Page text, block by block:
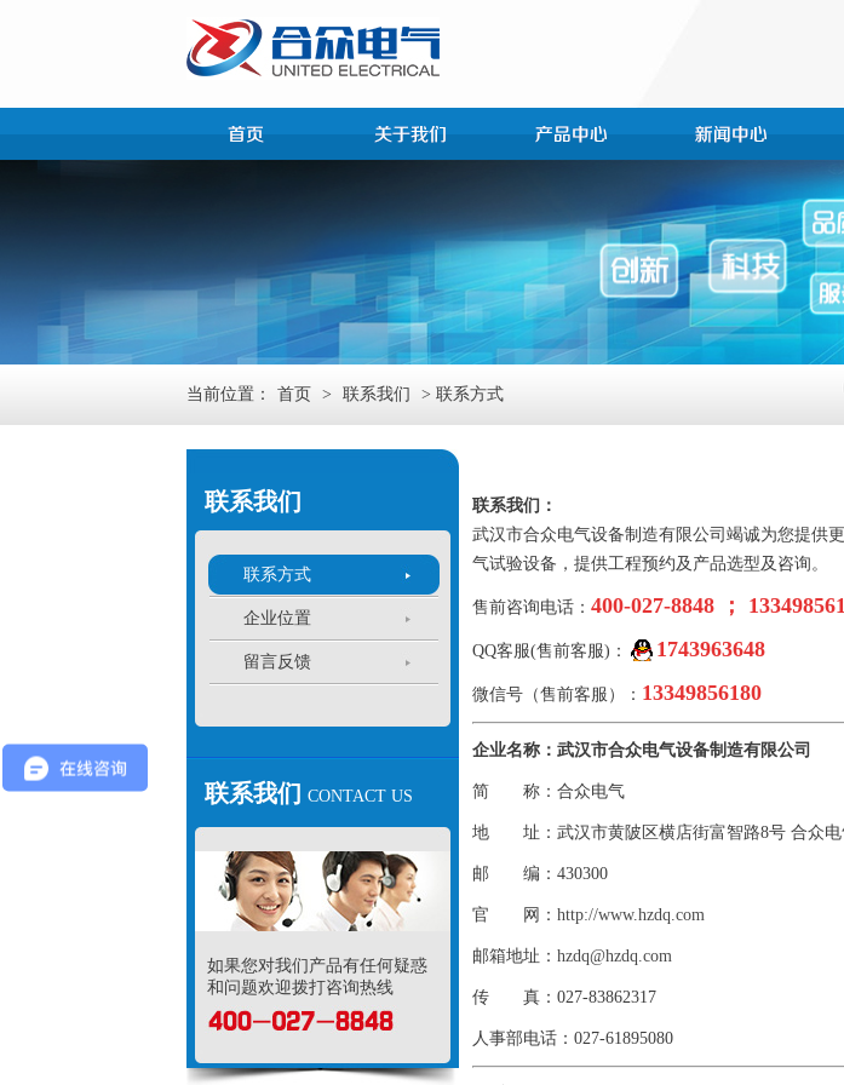
当前位置： 首页 > 联系我们 > 联系方式
联系我们
联系方式
企业位置
留言反馈
联系我们 CONTACT US
如果您对我们产品有任何疑惑
和问题欢迎拨打咨询热线
联系我们：
武汉市合众电气设备制造有限公司竭诚为您提供
气试验设备，提供工程预约及产品选型及咨询。
售前咨询电话： 400-027-8848 ；
QQ客服(售前客服)： 1743963648
微信号（售前客服）： 13349856180
企业名称：武汉市合众电气设备制造有限公司
简 称：合众电气
地 址：武汉市黄陂区横店街富智路8号 合众电
邮 编：430300
官 网： http://www.hzdq.com
邮箱地址： hzdq@hzdq.com
传 真：027-83862317
人事部电话：027-61895080